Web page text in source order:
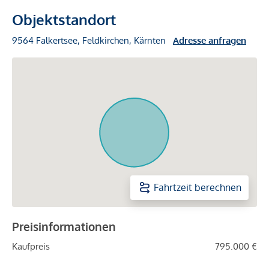
Objektstandort
9564 Falkertsee, Feldkirchen, Kärnten Adresse anfragen
Fahrtzeit berechnen
Preisinformationen
Kaufpreis
795.000 €